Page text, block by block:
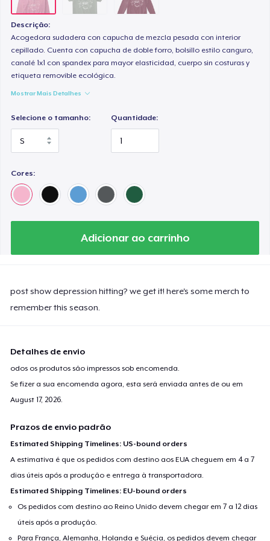
Descrição:
Acogedora sudadera con capucha de mezcla pesada con interior
cepillado. Cuenta con capucha de doble forro, bolsillo estilo canguro,
canalé 1x1 con spandex para mayor elasticidad, cuerpo sin costuras y
etiqueta removible ecológica.
Mostrar Mais Detalhes
Selecione o tamanho: Quantidade:
Cores:
Adicionar ao carrinho
post show depression hitting? we get it! here's some merch to
remember this season.
Detalhes de envio
odos os produtos são impressos sob encomenda.
Se fizer a sua encomenda agora, esta será enviada antes de ou em
August 17, 2026.
Prazos de envio padrão
Estimated Shipping Timelines: US-bound orders
A estimativa é que os pedidos com destino aos EUA cheguem em 4 a 7
dias úteis após a produção e entrega à transportadora.
Estimated Shipping Timelines: EU-bound orders
Os pedidos com destino ao Reino Unido devem chegar em 7 a 12 dias
úteis após a produção.
Para França, Alemanha, Holanda e Suécia, os pedidos devem chegar